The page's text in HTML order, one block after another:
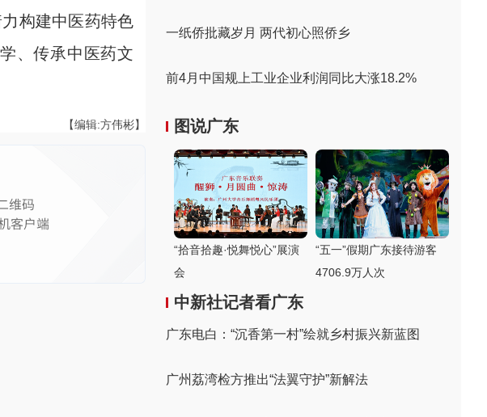
构建中医药特色
、传承中医药文
【编辑:方伟彬】
一纸侨批藏岁月 两代初心照侨乡
前4月中国规上工业企业利润同比大涨18.2%
图说广东
“拾音拾趣·悦舞悦心”展演
会
“五一”假期广东接待游客
4706.9万人次
中新社记者看广东
广东电白：“沉香第一村”绘就乡村振兴新蓝图
广州荔湾检方推出“法翼守护”新解法